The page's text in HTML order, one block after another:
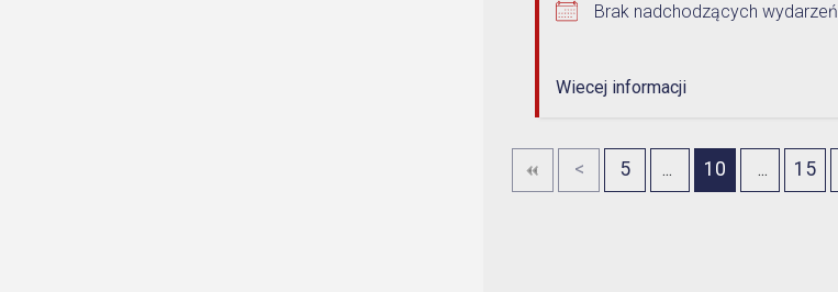
Brak nadchodzących wydarzeń
Wiecej informacji
< 5 10 15